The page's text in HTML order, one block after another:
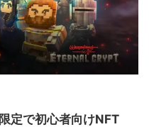
定で初心者向けNFT